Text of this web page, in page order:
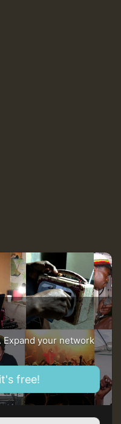
Expand your network
free!